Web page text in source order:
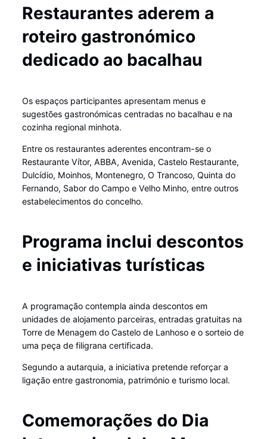
Restaurantes aderem a
roteiro gastronómico
dedicado ao bacalhau
Os espaços participantes apresentam menus e
sugestões gastronómicas centradas no bacalhau e na
cozinha regional minhota.
Entre os restaurantes aderentes encontram-se o
Restaurante Vítor, ABBA, Avenida, Castelo Restaurante,
Dulcídio, Moinhos, Montenegro, O Trancoso, Quinta do
Fernando, Sabor do Campo e Velho Minho, entre outros
estabelecimentos do concelho.
Programa inclui descontos
e iniciativas turísticas
A programação contempla ainda descontos em
unidades de alojamento parceiras, entradas gratuitas na
Torre de Menagem do Castelo de Lanhoso e o sorteio de
uma peça de filigrana certificada.
Segundo a autarquia, a iniciativa pretende reforçar a
ligação entre gastronomia, património e turismo local.
Comemorações do Dia